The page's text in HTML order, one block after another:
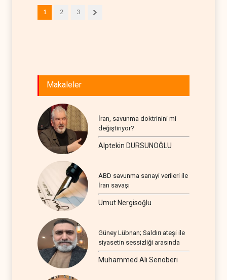
1 2 3
Makaleler
İran, savunma doktrinini mi
değiştiriyor?
Alptekin DURSUNOĞLU
ABD savunma sanayi verileri ile
İran savaşı
Umut Nergisoğlu
Güney Lübnan; Saldırı ateşi ile
siyasetin sessizliği arasında
Muhammed Ali Senoberi